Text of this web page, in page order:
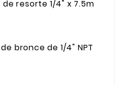
resorte 1/4" x 7.5m
bronce de 1/4" NPT